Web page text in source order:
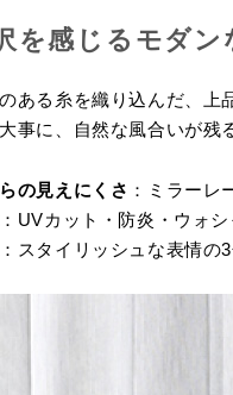
を感じるモダン
ある糸を織り込んだ、上
事に、自然な風合いが残
の見えにくさ ：ミラーレ
：UVカット・防炎・ウォシ
：スタイリッシュな表情の